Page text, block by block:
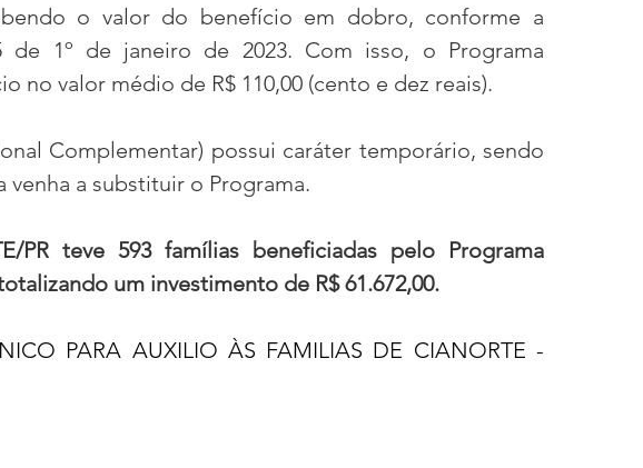
o valor do benefício em dobro, conforme a
de 1º de janeiro de 2023. Com isso, o Programa
no valor médio de R$ 110,00 (cento e dez reais).
Complementar) possui caráter temporário, sendo
a substituir o Programa.
PR teve 593 famílias beneficiadas pelo Programa
um investimento de R$ 61.672,00.
PARA AUXILIO ÀS FAMILIAS DE CIANORTE -